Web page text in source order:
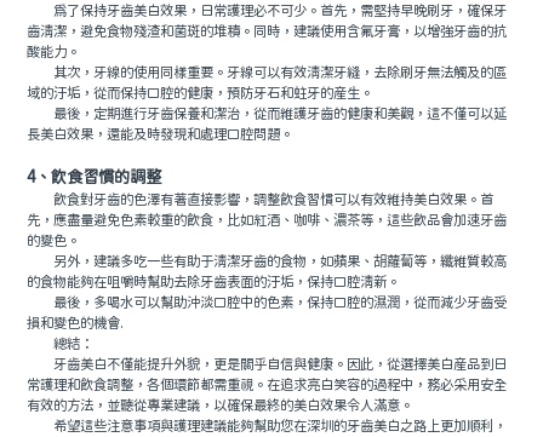
爲了保持牙齒美白效果，日常護理必不可少。首先，需堅持早晚刷牙，確保牙
齒清潔，避免食物殘渣和菌斑的堆積。同時，建議使用含氟牙膏，以增強牙齒的抗
酸能力。
其次，牙線的使用同樣重要。牙線可以有效清潔牙縫，去除刷牙無法觸及的區
域的汙垢，從而保持口腔的健康，預防牙石和蛀牙的産生。
最後，定期進行牙齒保養和潔治，從而維護牙齒的健康和美觀，這不僅可以延
長美白效果，還能及時發現和處理口腔問題。
4、飲食習慣的調整
飲食對牙齒的色澤有著直接影響，調整飲食習慣可以有效維持美白效果。首
先，應盡量避免色素較重的飲食，比如紅酒、咖啡、濃茶等，這些飲品會加速牙齒
的變色。
另外，建議多吃一些有助于清潔牙齒的食物，如蘋果、胡蘿蔔等，纖維質較高
的食物能夠在咀嚼時幫助去除牙齒表面的汙垢，保持口腔清新。
最後，多喝水可以幫助沖淡口腔中的色素，保持口腔的濕潤，從而減少牙齒受
損和變色的機會.
總結：
牙齒美白不僅能提升外貌，更是關乎自信與健康。因此，從選擇美白産品到日
常護理和飲食調整，各個環節都需重視。在追求亮白笑容的過程中，務必采用安全
有效的方法，並聽從專業建議，以確保最終的美白效果令人滿意。
希望這些注意事項與護理建議能夠幫助您在深圳的牙齒美白之路上更加順利，